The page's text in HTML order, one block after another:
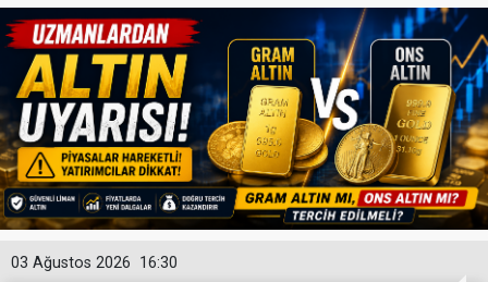
16:30
03 Ağustos 2026